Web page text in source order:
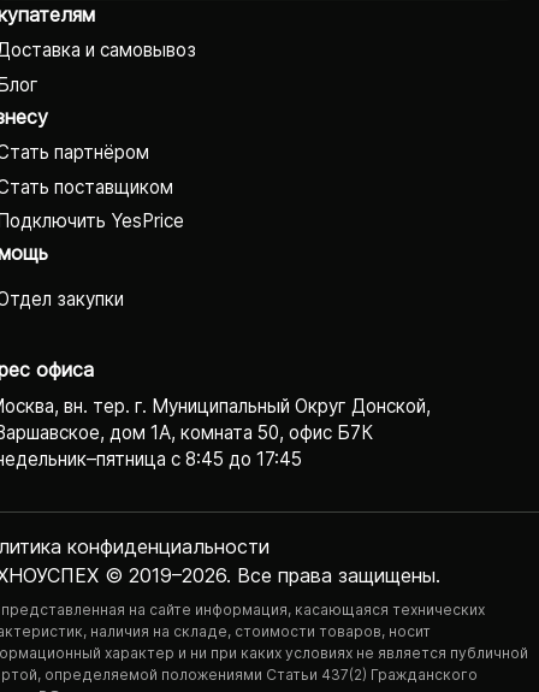
и самовывоз
партнёром
поставщиком
YesPrice
закупки
офиса
вн. тер. г. Муниципальный Округ Донской,
дом 1А, комната 50, офис Б7К
с 8:45 до 17:45
© 2019–2026. Все права защищены.
конфиденциаль­ности
на сайте информация, касающаяся технических
наличия на складе, стоимости товаров, носит
характер и ни при каких условиях не является публичной
определяемой положениями Статьи 437(2) Гражданского